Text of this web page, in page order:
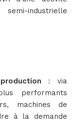
industrielle
: via
performants
machines de
à la demande